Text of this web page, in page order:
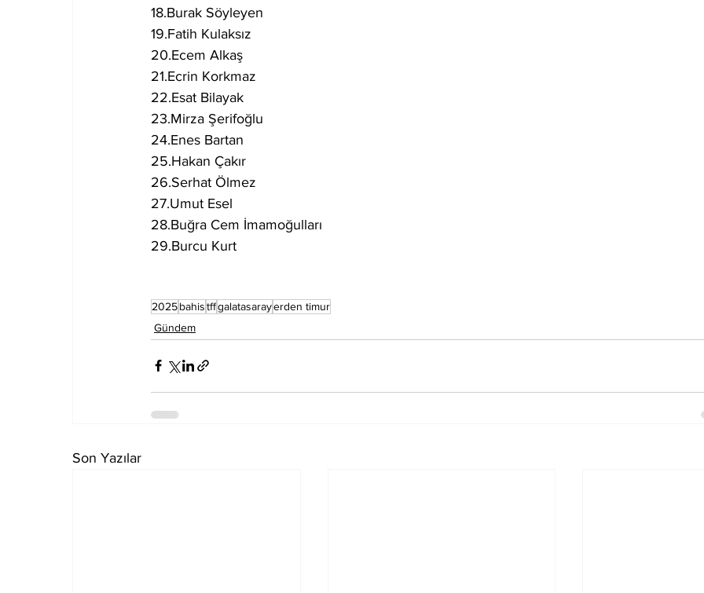
18.Burak Söyleyen
19.Fatih Kulaksız
20.Ecem Alkaş
21.Ecrin Korkmaz
22.Esat Bilayak
23.Mirza Şerifoğlu
24.Enes Bartan
25.Hakan Çakır
26.Serhat Ölmez
27.Umut Esel
28.Buğra Cem İmamoğulları
29.Burcu Kurt
2025bahistffgalatasarayerden timur
Gündem
Son Yazılar